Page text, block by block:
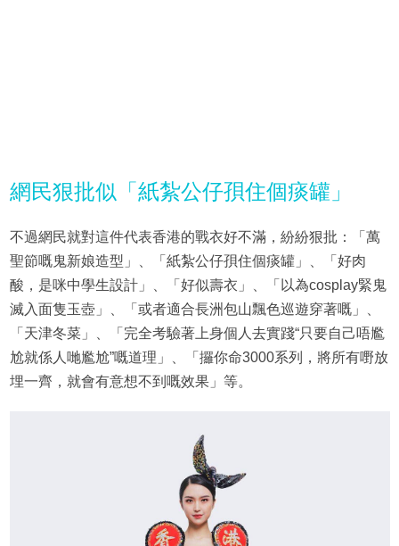
網民狠批似「紙紮公仔孭住個痰罐」
不過網民就對這件代表香港的戰衣好不滿，紛紛狠批：「萬
聖節嘅鬼新娘造型」、「紙紮公仔孭住個痰罐」、「好肉
酸，是咪中學生設計」、「好似壽衣」、「以為cosplay緊鬼
滅入面隻玉壺」、「或者適合長洲包山飄色巡遊穿著嘅」、
「天津冬菜」、「完全考驗著上身個人去實踐“只要自己唔尷
尬就係人哋尷尬”嘅道理」、「攞你命3000系列，將所有嘢放
埋一齊，就會有意想不到嘅效果」等。